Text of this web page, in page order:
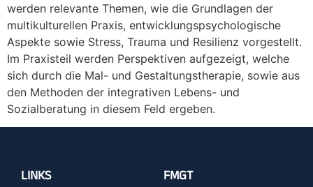
werden relevante Themen, wie die Grundlagen der
multikulturellen Praxis, entwicklungspsychologische
Aspekte sowie Stress, Trauma und Resilienz vorgestellt.
Im Praxisteil werden Perspektiven aufgezeigt, welche
sich durch die Mal- und Gestaltungstherapie, sowie aus
den Methoden der integrativen Lebens- und
Sozialberatung in diesem Feld ergeben.
LINKS FMGT